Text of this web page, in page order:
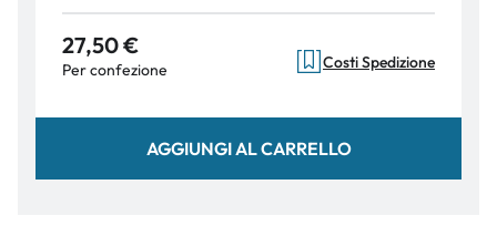
27,50 €
Per confezione Costi Spedizione
AGGIUNGI AL CARRELLO